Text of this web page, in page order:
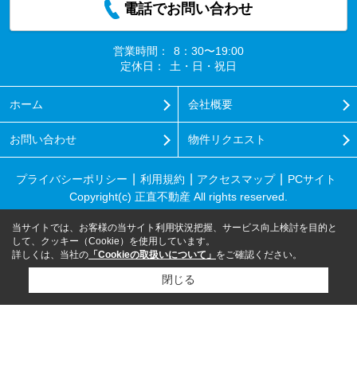
電話でお問い合わせ
営業時間：
8：30〜19:00
定休日：
土・日・祝日
ホーム 会社概要
お問い合わせ 物件リクエスト
プライバシーポリシー 利用規約 アクセスマップ
PCサイト
Copyright(c) 正直不動産 All rights reserved.
当サイトでは、お客様の当サイト利用状況把握、サービス向上検討を目的と
して、クッキー（Cookie）を使用しています。
詳しくは、当社の 「Cookieの取扱いについて」 をご確認ください。
閉じる